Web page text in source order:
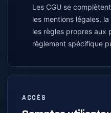
Les CGU se
les mentions légales,
les règles propres aux
règlement spécifique
ACCÈS